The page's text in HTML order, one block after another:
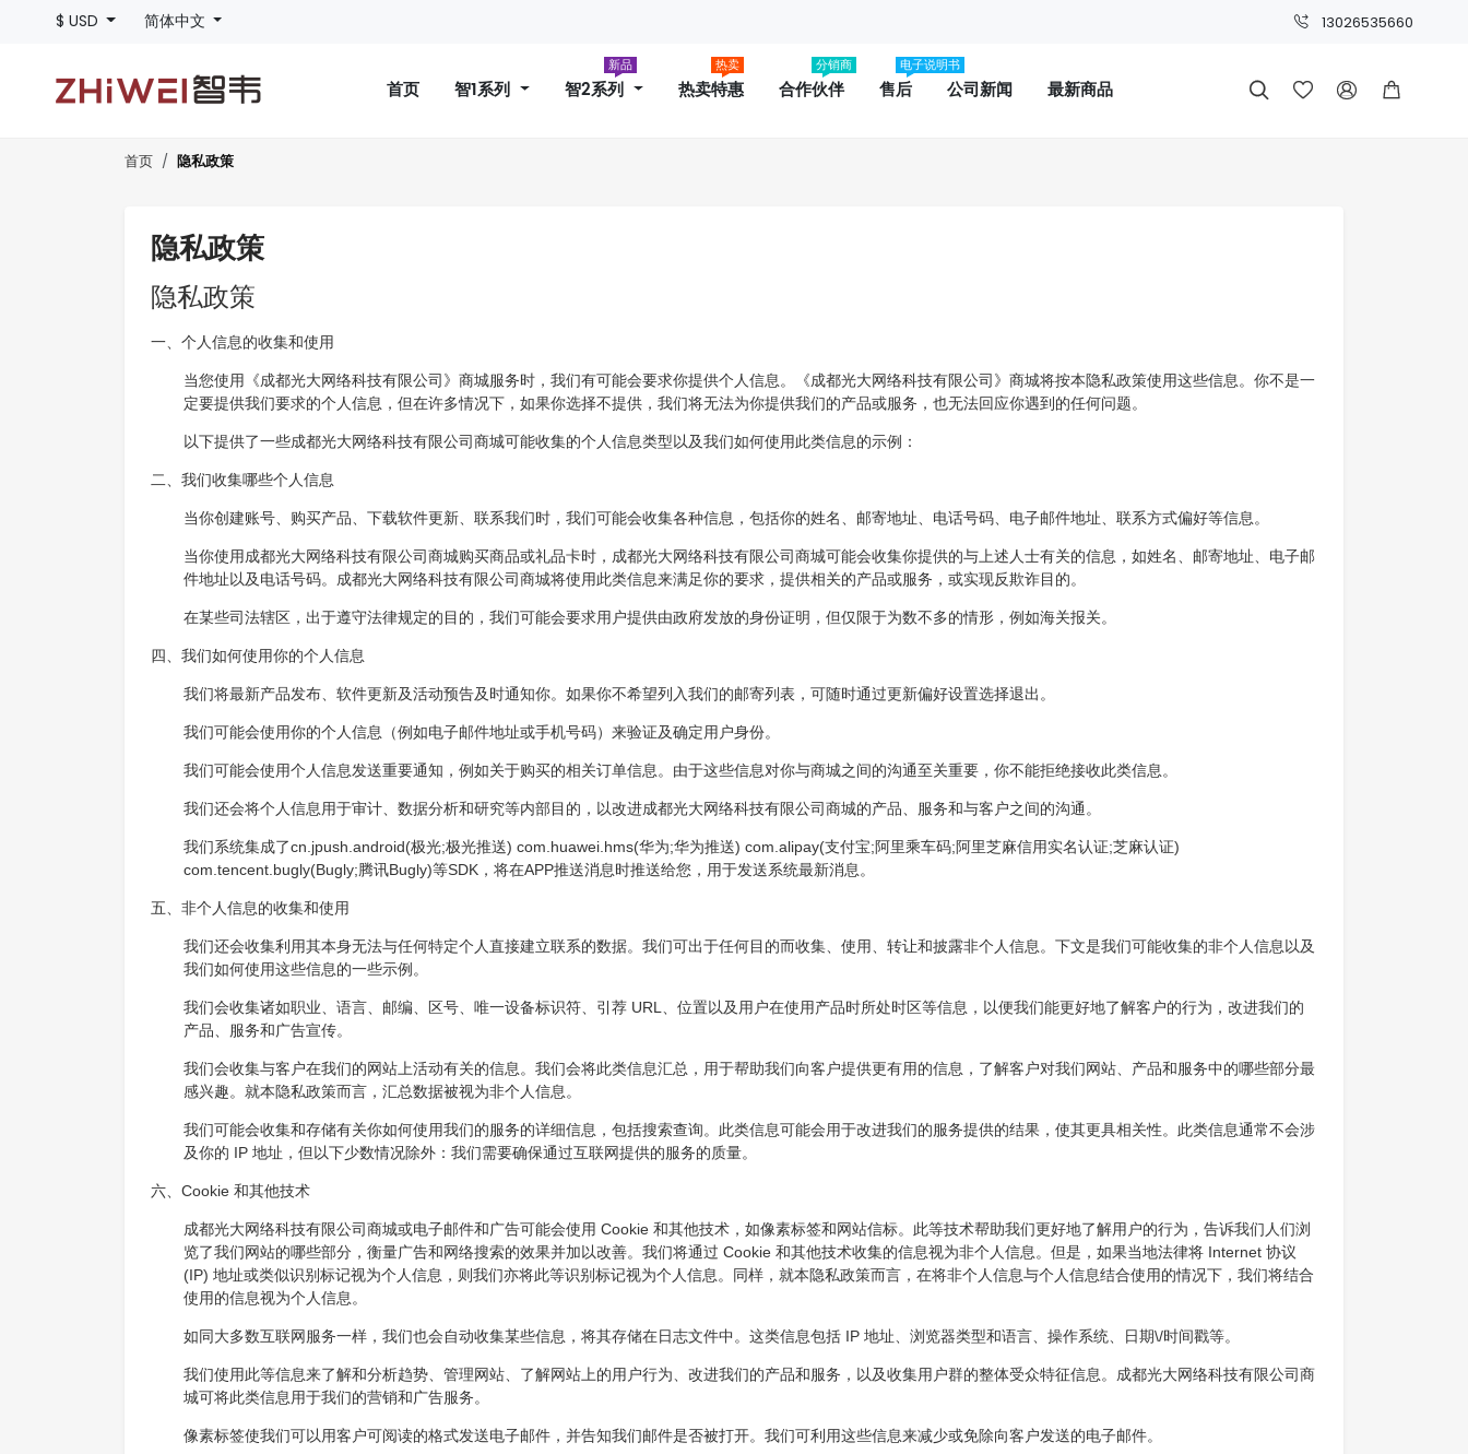
$ USD 简体中文 13026535660
首页 智1系列 智2系列
新品
热卖特惠
热卖
合作伙伴
分销商
售后
电子说明书
公司新闻 最新商品    
首页 隐私政策
隐私政策
隐私政策
一、个人信息的收集和使用
当您使用《成都光大网络科技有限公司》商城服务时，我们有可能会要求你提供个人信息。《成都光大网络科技有限公司》商城将按本隐私政策使用这些信息。你不是一
定要提供我们要求的个人信息，但在许多情况下，如果你选择不提供，我们将无法为你提供我们的产品或服务，也无法回应你遇到的任何问题。
以下提供了一些成都光大网络科技有限公司商城可能收集的个人信息类型以及我们如何使用此类信息的示例：
二、我们收集哪些个人信息
当你创建账号、购买产品、下载软件更新、联系我们时，我们可能会收集各种信息，包括你的姓名、邮寄地址、电话号码、电子邮件地址、联系方式偏好等信息。
当你使用成都光大网络科技有限公司商城购买商品或礼品卡时，成都光大网络科技有限公司商城可能会收集你提供的与上述人士有关的信息，如姓名、邮寄地址、电子邮
件地址以及电话号码。成都光大网络科技有限公司商城将使用此类信息来满足你的要求，提供相关的产品或服务，或实现反欺诈目的。
在某些司法辖区，出于遵守法律规定的目的，我们可能会要求用户提供由政府发放的身份证明，但仅限于为数不多的情形，例如海关报关。
四、我们如何使用你的个人信息
我们将最新产品发布、软件更新及活动预告及时通知你。如果你不希望列入我们的邮寄列表，可随时通过更新偏好设置选择退出。
我们可能会使用你的个人信息（例如电子邮件地址或手机号码）来验证及确定用户身份。
我们可能会使用个人信息发送重要通知，例如关于购买的相关订单信息。由于这些信息对你与商城之间的沟通至关重要，你不能拒绝接收此类信息。
我们还会将个人信息用于审计、数据分析和研究等内部目的，以改进成都光大网络科技有限公司商城的产品、服务和与客户之间的沟通。
我们系统集成了cn.jpush.android(极光;极光推送) com.huawei.hms(华为;华为推送) com.alipay(支付宝;阿里乘车码;阿里芝麻信用实名认证;芝麻认证)
com.tencent.bugly(Bugly;腾讯Bugly)等SDK，将在APP推送消息时推送给您，用于发送系统最新消息。
五、非个人信息的收集和使用
我们还会收集利用其本身无法与任何特定个人直接建立联系的数据。我们可出于任何目的而收集、使用、转让和披露非个人信息。下文是我们可能收集的非个人信息以及
我们如何使用这些信息的一些示例。
我们会收集诸如职业、语言、邮编、区号、唯一设备标识符、引荐 URL、位置以及用户在使用产品时所处时区等信息，以便我们能更好地了解客户的行为，改进我们的
产品、服务和广告宣传。
我们会收集与客户在我们的网站上活动有关的信息。我们会将此类信息汇总，用于帮助我们向客户提供更有用的信息，了解客户对我们网站、产品和服务中的哪些部分最
感兴趣。就本隐私政策而言，汇总数据被视为非个人信息。
我们可能会收集和存储有关你如何使用我们的服务的详细信息，包括搜索查询。此类信息可能会用于改进我们的服务提供的结果，使其更具相关性。此类信息通常不会涉
及你的 IP 地址，但以下少数情况除外：我们需要确保通过互联网提供的服务的质量。
六、Cookie 和其他技术
成都光大网络科技有限公司商城或电子邮件和广告可能会使用 Cookie 和其他技术，如像素标签和网站信标。此等技术帮助我们更好地了解用户的行为，告诉我们人们浏
览了我们网站的哪些部分，衡量广告和网络搜索的效果并加以改善。我们将通过 Cookie 和其他技术收集的信息视为非个人信息。但是，如果当地法律将 Internet 协议
(IP) 地址或类似识别标记视为个人信息，则我们亦将此等识别标记视为个人信息。同样，就本隐私政策而言，在将非个人信息与个人信息结合使用的情况下，我们将结合
使用的信息视为个人信息。
如同大多数互联网服务一样，我们也会自动收集某些信息，将其存储在日志文件中。这类信息包括 IP 地址、浏览器类型和语言、操作系统、日期\/时间戳等。
我们使用此等信息来了解和分析趋势、管理网站、了解网站上的用户行为、改进我们的产品和服务，以及收集用户群的整体受众特征信息。成都光大网络科技有限公司商
城可将此类信息用于我们的营销和广告服务。
像素标签使我们可以用客户可阅读的格式发送电子邮件，并告知我们邮件是否被打开。我们可利用这些信息来减少或免除向客户发送的电子邮件。